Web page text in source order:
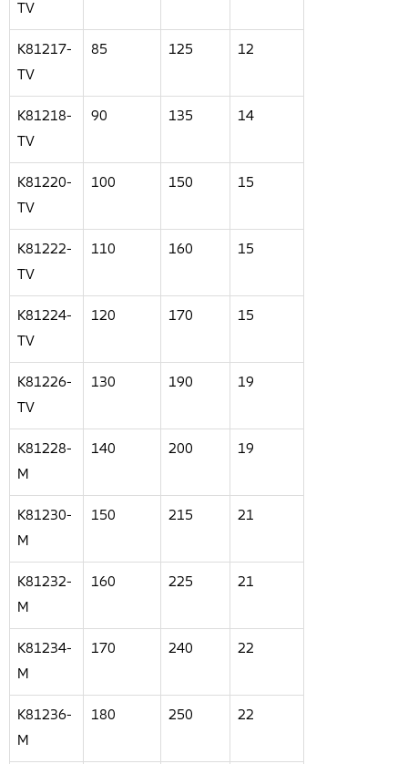
TV
K81217-
TV
85 125 12
K81218-
TV
90 135 14
K81220-
TV
100 150 15
K81222-
TV
110 160 15
K81224-
TV
120 170 15
K81226-
TV
130 190 19
K81228-
M
140 200 19
K81230-
M
150 215 21
K81232-
M
160 225 21
K81234-
M
170 240 22
K81236-
M
180 250 22